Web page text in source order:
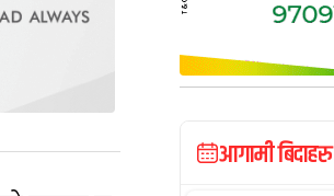
आगामी बिदाहरु